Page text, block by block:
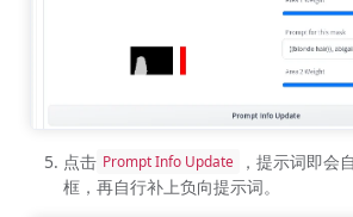
点击 Prompt Info Update
，提示词即会
框，再自行补上负向提示词。